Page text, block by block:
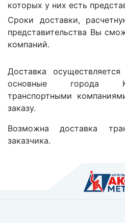
которых у них есть
Сроки доставки,
представительства Вы
компаний.
Доставка
основные города
транспортными
заказу.
Возможна доставка
заказчика.